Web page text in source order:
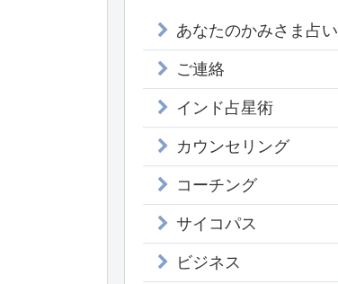
あなたのかみさま占い
ご連絡
インド占星術
カウンセリング
コーチング
サイコパス
ビジネス